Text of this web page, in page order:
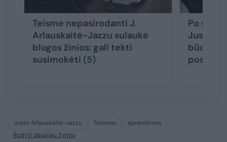
Teisme nepasirodanti J.
Arlauskaitė-Jazzu sulaukė
blogos žinios: gali tekti
susimokėti (5)
Po
Justė
būdą
Justė Arlauskaitė-Jazzu Teismas
sprendimas
Rodyti daugiau žymių